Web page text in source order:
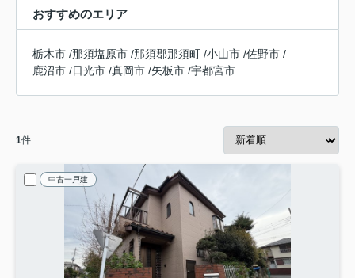
おすすめのエリア
栃木市 /那須塩原市 /那須郡那須町 /小山市 /佐野市 /
鹿沼市 /日光市 /真岡市 /矢板市 /宇都宮市
1件
中古一戸建